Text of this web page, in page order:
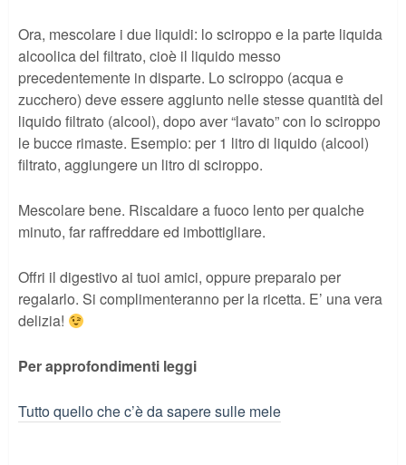
Ora, mescolare i due liquidi: lo sciroppo e la parte liquida
alcoolica del filtrato, cioè il liquido messo
precedentemente in disparte. Lo sciroppo (acqua e
zucchero) deve essere aggiunto nelle stesse quantità del
liquido filtrato (alcool), dopo aver “lavato” con lo sciroppo
le bucce rimaste. Esempio: per 1 litro di liquido (alcool)
filtrato, aggiungere un litro di sciroppo.
Mescolare bene. Riscaldare a fuoco lento per qualche
minuto, far raffreddare ed imbottigliare.
Offri il digestivo ai tuoi amici, oppure preparalo per
regalarlo. Si complimenteranno per la ricetta. E’ una vera
delizia!
Per approfondimenti leggi
Tutto quello che c’è da sapere sulle mele